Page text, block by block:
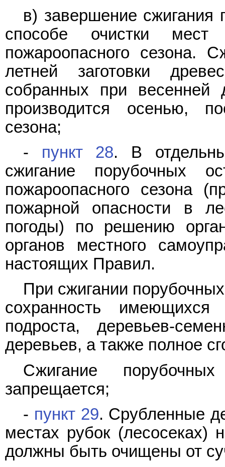
в) завершение сжигания
способе очистки
пожароопасного сезона.
летней заготовки
собранных при весенней
производится осенью,
сезона;
- пункт 28. В
сжигание порубочных
пожароопасного сезона
пожарной опасности в
погоды) по решению
органов местного
настоящих Правил.
При сжигании
сохранность
подроста, деревьев-
деревьев, а также полное
Сжигание
запрещается;
- пункт 29. Срубленные
местах рубок (лесосеках)
должны быть очищены от